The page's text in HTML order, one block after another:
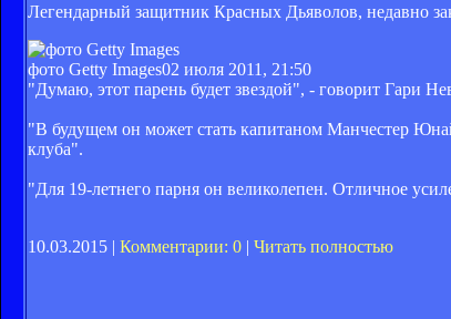
Легендарный защитник Красных Дьяволов, недавно
фото Getty Images02 июля 2011, 21:50
"Думаю, этот парень будет звездой", - говорит Гари
"В будущем он может стать капитаном Манчестер
клуба".
"Для 19-летнего парня он великолепен. Отличное
10.03.2015 | Комментарии: 0 | Читать полностью